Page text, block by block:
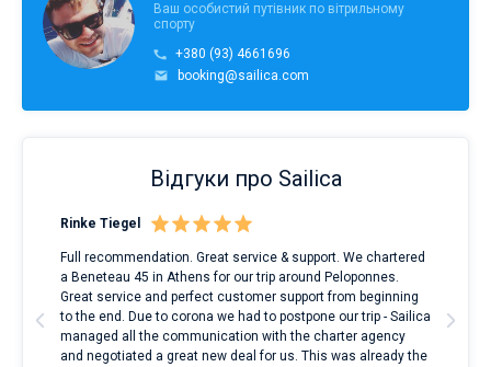
Ваш особистий путівник по вітрильному
спорту
+380 (93) 4661696
booking@sailica.com
Відгуки про Sailica
Rinke Tiegel
Full recommendation. Great service & support. We chartered
a Beneteau 45 in Athens for our trip around Peloponnes.
Great service and perfect customer support from beginning
to the end. Due to corona we had to postpone our trip - Sailica
managed all the communication with the charter agency
and negotiated a great new deal for us. This was already the